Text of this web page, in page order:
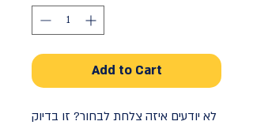
Add to Cart
לא יודעים איזה צלחת לבחור? זו בדיוק